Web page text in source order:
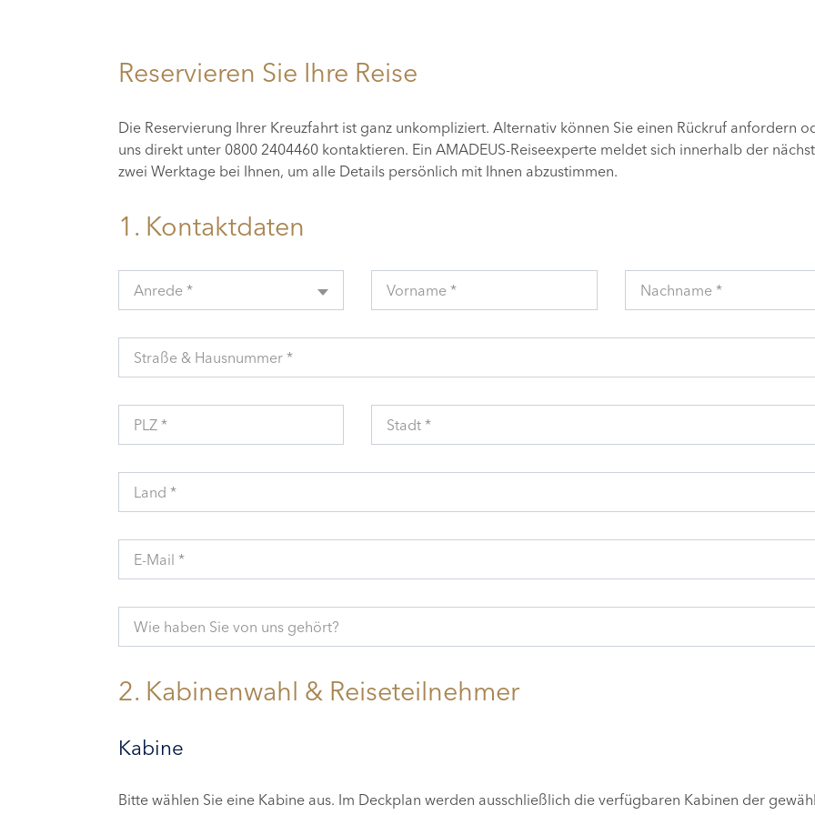
Reservieren Sie Ihre Reise
Die Reservierung Ihrer Kreuzfahrt ist ganz unkompliziert. Alternativ können Sie einen Rückruf anfordern
uns direkt unter 0800 2404460 kontaktieren. Ein AMADEUS-Reiseexperte meldet sich innerhalb der
zwei Werktage bei Ihnen, um alle Details persönlich mit Ihnen abzustimmen.
1. Kontaktdaten
Anrede * Vorname * Nachname *
Straße & Hausnummer *
PLZ * Stadt *
Land *
E-Mail *
Wie haben Sie von uns gehört?
2. Kabinenwahl & Reiseteilnehmer
Kabine
Bitte wählen Sie eine Kabine aus. Im Deckplan werden ausschließlich die verfügbaren Kabinen der